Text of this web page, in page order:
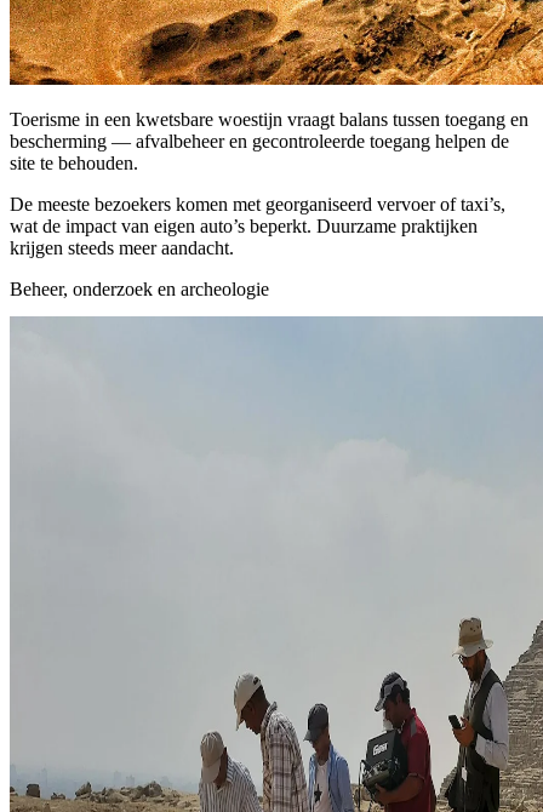
Toerisme in een kwetsbare woestijn vraagt balans tussen toegang en
bescherming — afvalbeheer en gecontroleerde toegang helpen de
site te behouden.
De meeste bezoekers komen met georganiseerd vervoer of taxi’s,
wat de impact van eigen auto’s beperkt. Duurzame praktijken
krijgen steeds meer aandacht.
Beheer, onderzoek en archeologie